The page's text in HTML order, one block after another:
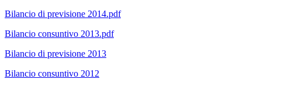
Bilancio di previsione 2014.pdf
Bilancio consuntivo 2013.pdf
Bilancio di previsione 2013
Bilancio consuntivo 2012